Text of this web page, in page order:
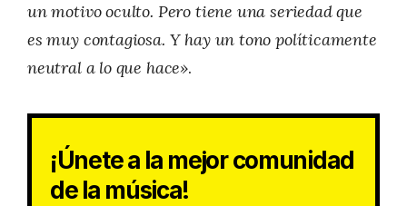
un motivo oculto. Pero tiene una seriedad que
es muy contagiosa. Y hay un tono políticamente
neutral a lo que hace».
¡Únete a la mejor comunidad
de la música!